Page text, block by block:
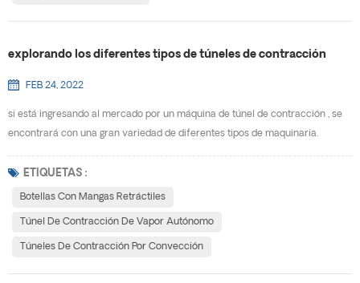
explorando los diferentes tipos de túneles de contracción
FEB 24, 2022
si está ingresando al mercado por un máquina de túnel de contracción , se
encontrará con una gran variedad de diferentes tipos de maquinaria.
de túnel de retractilado está diseñado para trabajar en aplicaciones
específicas. ¿Qué es exactamente un túnel de contracción? un túnel de
ETIQUETAS :
Botellas Con Mangas Retráctiles
Túnel De Contracción De Vapor Autónomo
Túneles De Contracción Por Convección